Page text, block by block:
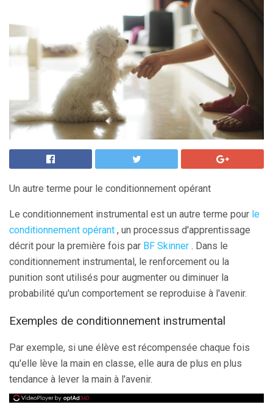
Un autre terme pour le conditionnement opérant
Le conditionnement instrumental est un autre terme pour le
conditionnement opérant , un processus d'apprentissage
décrit pour la première fois par BF Skinner . Dans le
conditionnement instrumental, le renforcement ou la
punition sont utilisés pour augmenter ou diminuer la
probabilité qu'un comportement se reproduise à l'avenir.
Exemples de conditionnement instrumental
Par exemple, si une élève est récompensée chaque fois
qu'elle lève la main en classe, elle aura de plus en plus
tendance à lever la main à l'avenir.